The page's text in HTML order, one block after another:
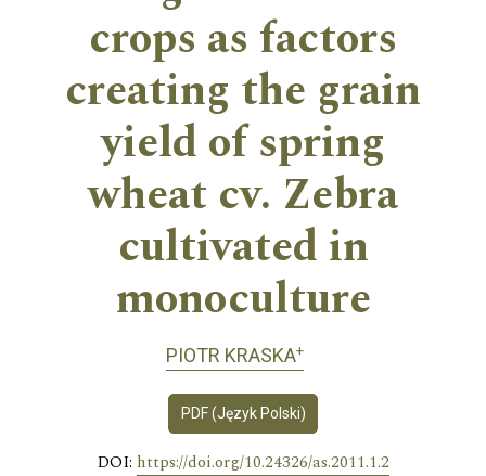
crops as factors
creating the grain
yield of spring
wheat cv. Zebra
cultivated in
monoculture
PIOTR KRASKA+
PDF (Język Polski)
DOI: https://doi.org/10.24326/as.2011.1.2